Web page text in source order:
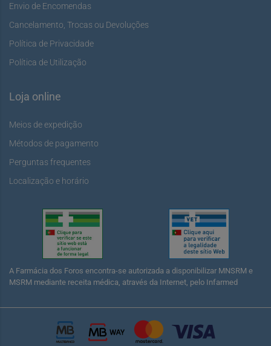
Envio de Encomendas
Cancelamento, Trocas ou Devoluções
Política de Privacidade
Política de Utilização
Loja online
Meios de expedição
Métodos de pagamento
Perguntas frequentes
Localização e horário
A Farmácia dos Foros encontra-se autorizada a disponibilizar MNSRM e
MSRM mediante receita médica, através da Internet, pelo Infarmed